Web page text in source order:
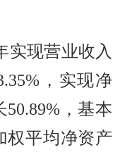
实现营业收入
，实现净
，基本
权平均净资产